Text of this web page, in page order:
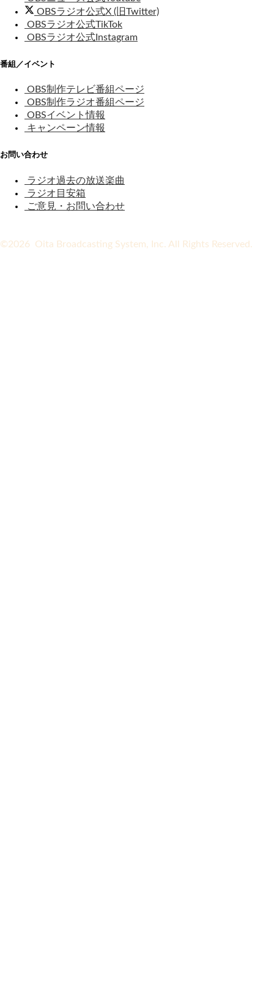
OBSラジオ公式X (旧Twitter)
OBSラジオ公式TikTok
OBSラジオ公式Instagram
番組／イベント
OBS制作テレビ番組ページ
OBS制作ラジオ番組ページ
OBSイベント情報
キャンペーン情報
お問い合わせ
ラジオ過去の放送楽曲
ラジオ目安箱
ご意見・お問い合わせ
©2026 Oita Broadcasting System, Inc. All Rights Reserved.